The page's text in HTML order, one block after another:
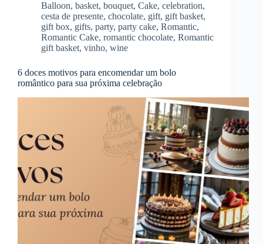
Balloon, basket, bouquet, Cake, celebration,
cesta de presente, chocolate, gift, gift basket,
gift box, gifts, party, party cake, Romantic,
Romantic Cake, romantic chocolate, Romantic
gift basket, vinho, wine
6 doces motivos para encomendar um bolo
romântico para sua próxima celebração